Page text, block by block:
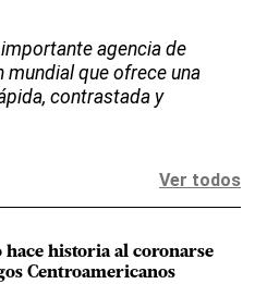
agencia de
mundial que ofrece una
contrastada y
Ver todos
historia al coronarse
Centroamericanos